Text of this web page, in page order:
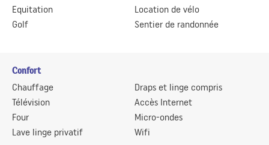
Equitation
Golf
Location de vélo
Sentier de randonnée
Confort
Chauffage
Télévision
Four
Lave linge privatif
Draps et linge compris
Accès Internet
Micro-ondes
Wifi